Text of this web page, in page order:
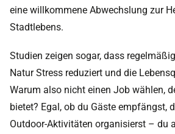
eine willkommene Abwechslung zur
Stadtlebens.
Studien zeigen sogar, dass
Natur Stress reduziert und die
Warum also nicht einen Job wählen,
bietet? Egal, ob du Gäste empfängst,
Outdoor-Aktivitäten organisierst – du